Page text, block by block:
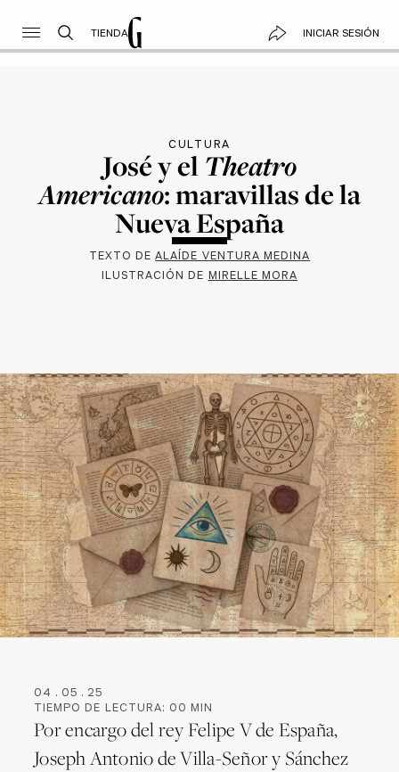
TIENDA INICIAR SESIÓN
CULTURA
José y elTheatro
Americano: maravillas de la
Nueva España
TEXTO DEALAÍDE VENTURA MEDINA
ILUSTRACIÓN DE MIRELLE MORA
04 . 05 . 25
TIEMPO DE LECTURA: 00 MIN
Por encargo del rey Felipe V de España,
Joseph Antonio de Villa-Señor y Sánchez